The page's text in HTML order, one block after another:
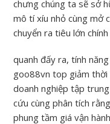
chưng chúng ta sẽ sở
mô tí xíu nhỏ cùng mở
chuyển ra tiêu lớn
quanh đấy ra, tính
goo88vn top giảm thời
doanh nghiệp tập
cứu cùng phân tích
phung tầm giá vận